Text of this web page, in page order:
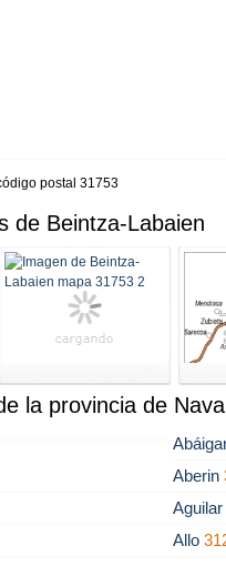
postal 31753
de Beintza-Labaien
la provincia de
Aberin
Allo